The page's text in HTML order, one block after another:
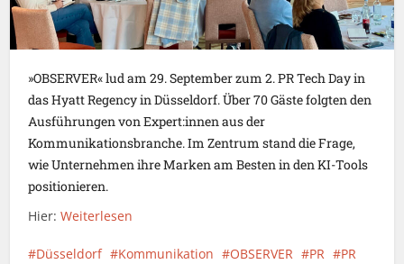
»OBSERVER« lud am 29. September zum 2. PR Tech Day in
das Hyatt Regency in Düsseldorf. Über 70 Gäste folgten den
Ausführungen von Expert:innen aus der
Kommunikationsbranche. Im Zentrum stand die Frage,
wie Unternehmen ihre Marken am Besten in den KI-Tools
positionieren.
Hier:Weiterlesen
Düsseldorf Kommunikation OBSERVER PR
PR